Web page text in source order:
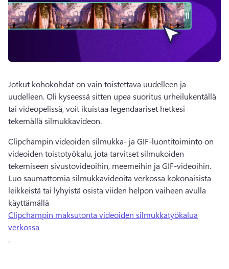
Jotkut kohokohdat on vain toistettava uudelleen ja
uudelleen. Oli kyseessä sitten upea suoritus urheilukentällä
tai videopelissä, voit ikuistaa legendaariset hetkesi
tekemällä silmukkavideon.
Clipchampin videoiden silmukka- ja GIF-luontitoiminto on
videoiden toistotyökalu, jota tarvitset silmukoiden
Luo saumattomia silmukkavideoita verkossa kokonaisista
leikkeistä tai lyhyistä osista viiden helpon vaiheen avulla
käyttämällä
Clipchampin maksutonta videoiden silmukkatyökalua
verkossa
.